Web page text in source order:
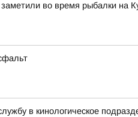
во время рыбалки на
в кинологическое